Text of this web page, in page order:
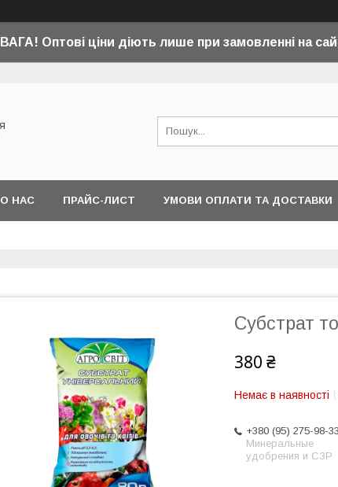
Оптові ціни діють лише при замовленні на
НАС ПРАЙС-ЛИСТ УМОВИ ОПЛАТИ ТА ДОСТАВКИ
Субстрат
380 ₴
Немає в наявності
+380 (95) 275-98-33
Минеральные
удобрения и СЗР